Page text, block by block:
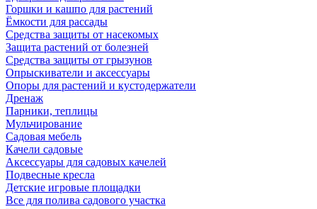
Горшки и кашпо для растений
Ёмкости для рассады
Средства защиты от насекомых
Защита растений от болезней
Средства защиты от грызунов
Опрыскиватели и аксессуары
Опоры для растений и кустодержатели
Дренаж
Парники, теплицы
Мульчирование
Садовая мебель
Качели садовые
Аксессуары для садовых качелей
Подвесные кресла
Детские игровые площадки
Все для полива садового участка